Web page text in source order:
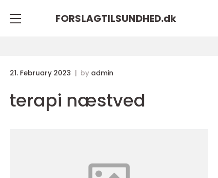
FORSLAGTILSUNDHED.dk
21. February 2023 by admin
terapi næstved